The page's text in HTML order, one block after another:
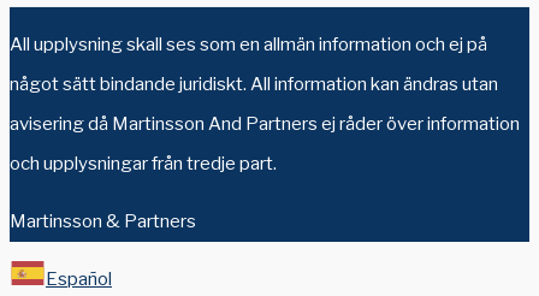
All upplysning skall ses som en allmän information och ej på
något sätt bindande juridiskt. All information kan ändras utan
avisering då Martinsson And Partners ej råder över information
och upplysningar från tredje part.
Martinsson & Partners
Español